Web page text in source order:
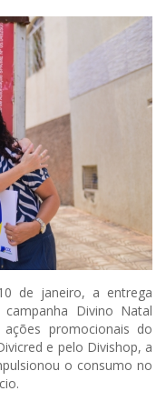
de janeiro, a entrega
Divino Natal
promocionais do
e pelo Divishop, a
o consumo no